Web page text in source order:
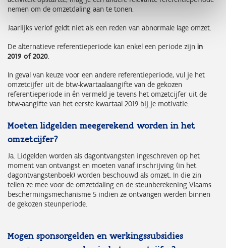
nemen om de omzetdaling aan te tonen.
Jaarlijks verlof geldt niet als een reden van abnormale lage omzet.
De alternatieve referentieperiode kan enkel een periode zijn in
2019 of 2020.
In geval van keuze voor een andere referentieperiode, vul je het
omzetcijfer uit de btw-kwartaalaangifte van de gekozen
referentieperiode in én vermeld je tevens het omzetcijfer uit de
btw-aangifte van het eerste kwartaal 2019 bij je motivatie.
Moeten lidgelden meegerekend worden in het
omzetcijfer?
Ja. Lidgelden worden als dagontvangsten ingeschreven op het
moment van ontvangst en moeten vanaf inschrijving (in het
dagontvangstenboek) worden beschouwd als omzet. In die zin
tellen ze mee voor de omzetdaling en de steunberekening Vlaams
beschermingsmechanisme 5 indien ze ontvangen werden binnen
de gekozen steunperiode.
Mogen sponsorgelden en werkingssubsidies